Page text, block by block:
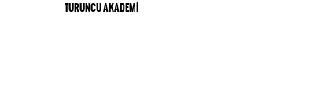
TURUNCU AKADEMİ